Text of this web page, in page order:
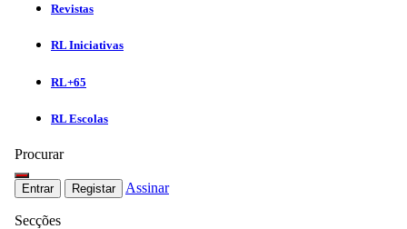
Revistas
RL Iniciativas
RL+65
RL Escolas
Procurar
Entrar Registar Assinar
Secções